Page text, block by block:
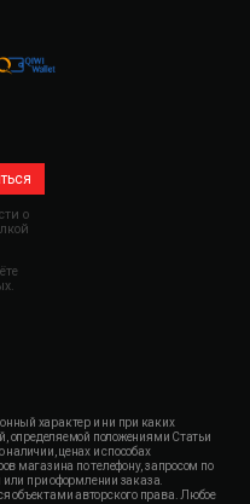
о
характер и ни при каких
определяемой положениями Статьи
ценах и способах
магазина по телефону, запросом по
или при оформлении заказа.
объектами авторского права. Любое